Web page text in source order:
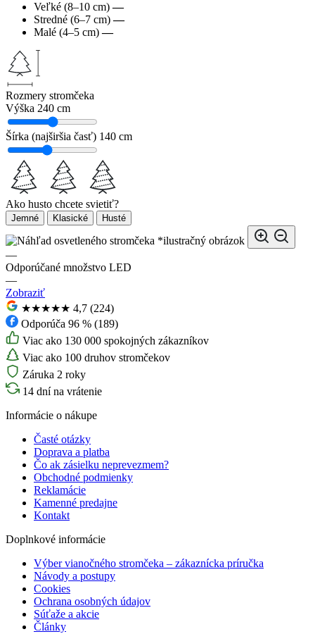
Veľké (8–10 cm) —
Stredné (6–7 cm) —
Malé (4–5 cm) —
Rozmery stromčeka
Výška 240 cm
Šírka (najširšia časť) 140 cm
Ako husto chcete svietiť?
Jemné Klasické Husté
*ilustračný obrázok
—
Odporúčané množstvo LED
—
Zobraziť
★★★★★ 4,7 (224)
Odporúča 96 % (189)
Viac ako 130 000 spokojných zákazníkov
Viac ako 100 druhov stromčekov
Záruka 2 roky
14 dní na vrátenie
Informácie o nákupe
Časté otázky
Doprava a platba
Čo ak zásielku neprevezmem?
Obchodné podmienky
Reklamácie
Kamenné predajne
Kontakt
Doplnkové informácie
Výber vianočného stromčeka – zákaznícka príručka
Návody a postupy
Cookies
Ochrana osobných údajov
Súťaže a akcie
Články